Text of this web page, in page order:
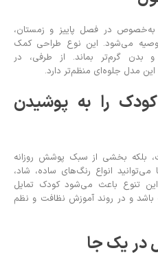
به‌خصوص در فصل پاییز و زمستان،
توصیه می‌شود. این نوع طراحی کمک
بدن گرم‌تر بماند. از طرفی، در
مدل جلوه‌ای منظم‌تر دارد.
را به پوشیدن
بلکه بخشی از سبک پوشش روزانه
انواع رنگ‌های ساده، شاد،
این تنوع باعث می‌شود کودک تمایل
باشد و در روند آموزش نظافت و نظم
در یک جا